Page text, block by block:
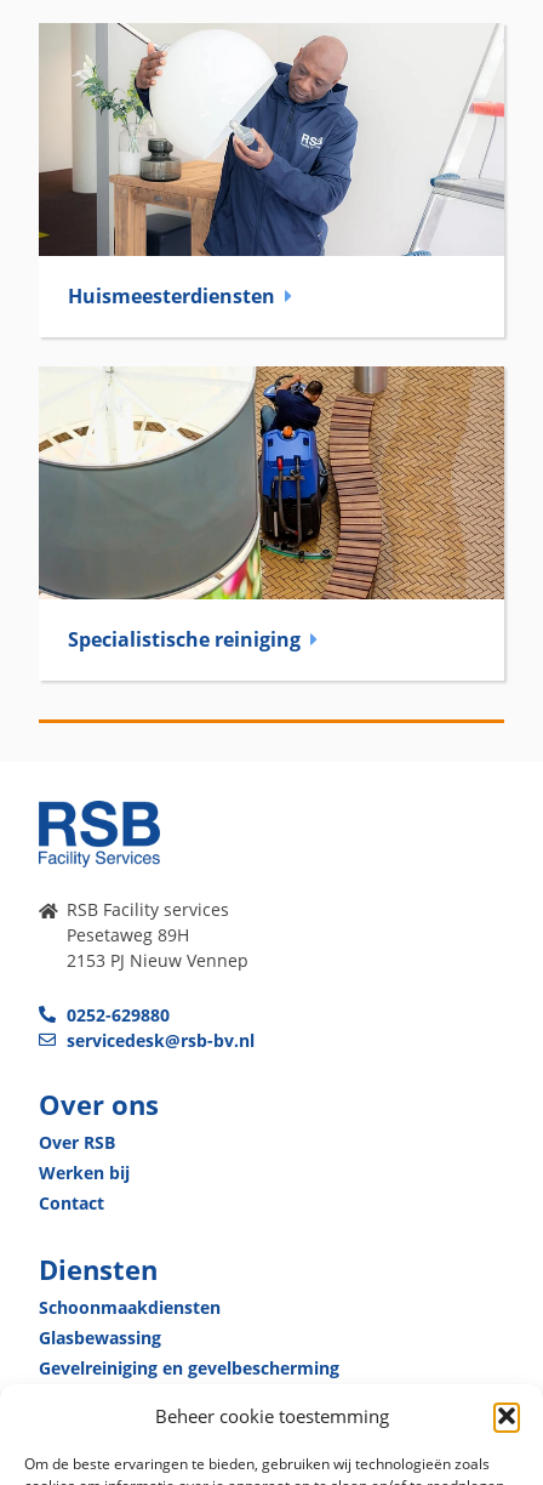
Beheer cookie toestemming
Om de beste ervaringen te bieden, gebruiken wij technologieën zoals
Huismeester­diensten
Specialistische reiniging
RSB Facility services
Pesetaweg 89H
2153 PJ Nieuw Vennep
0252-629880
servicedesk@rsb-bv.nl
Over ons
Over RSB
Werken bij
Contact
Diensten
Schoonmaak­diensten
Glas­bewassing
Gevelreiniging en gevel­bescherming
Huismeester­diensten
Specialistische reiniging